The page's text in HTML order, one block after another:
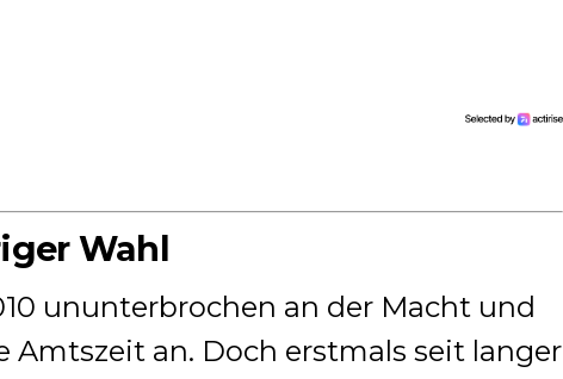
Wahl
ununterbrochen an der Macht und
an. Doch erstmals seit langer